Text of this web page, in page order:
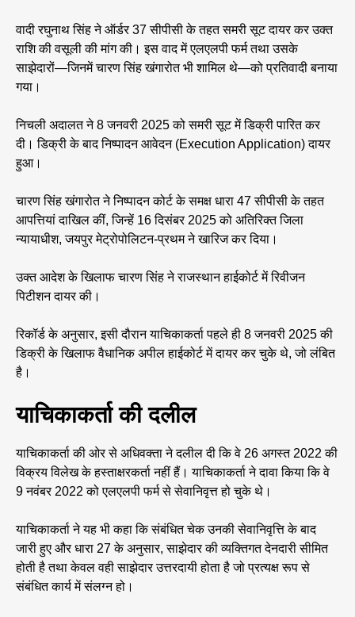
वादी रघुनाथ सिंह ने ऑर्डर 37 सीपीसी के तहत समरी सूट दायर कर उक्त
राशि की वसूली की मांग की। इस वाद में एलएलपी फर्म तथा उसके
साझेदारों—जिनमें चारण सिंह खंगारोत भी शामिल थे—को प्रतिवादी बनाया
गया।
निचली अदालत ने 8 जनवरी 2025 को समरी सूट में डिक्री पारित कर
दी। डिक्री के बाद निष्पादन आवेदन (Execution Application) दायर
हुआ।
चारण सिंह खंगारोत ने निष्पादन कोर्ट के समक्ष धारा 47 सीपीसी के तहत
आपत्तियां दाखिल कीं, जिन्हें 16 दिसंबर 2025 को अतिरिक्त जिला
न्यायाधीश, जयपुर मेट्रोपोलिटन-प्रथम ने खारिज कर दिया।
उक्त आदेश के खिलाफ चारण सिंह ने राजस्थान हाईकोर्ट में रिवीजन
पिटीशन दायर की।
रिकॉर्ड के अनुसार, इसी दौरान याचिकाकर्ता पहले ही 8 जनवरी 2025 की
डिक्री के खिलाफ वैधानिक अपील हाईकोर्ट में दायर कर चुके थे, जो लंबित
है।
याचिकाकर्ता की दलील
याचिकाकर्ता की ओर से अधिवक्ता ने दलील दी कि वे 26 अगस्त 2022 की
विक्रय विलेख के हस्ताक्षरकर्ता नहीं हैं। याचिकाकर्ता ने दावा किया कि वे
9 नवंबर 2022 को एलएलपी फर्म से सेवानिवृत्त हो चुके थे।
याचिकाकर्ता ने यह भी कहा कि संबंधित चेक उनकी सेवानिवृत्ति के बाद
जारी हुए और धारा 27 के अनुसार, साझेदार की व्यक्तिगत देनदारी सीमित
होती है तथा केवल वही साझेदार उत्तरदायी होता है जो प्रत्यक्ष रूप से
संबंधित कार्य में संलग्न हो।